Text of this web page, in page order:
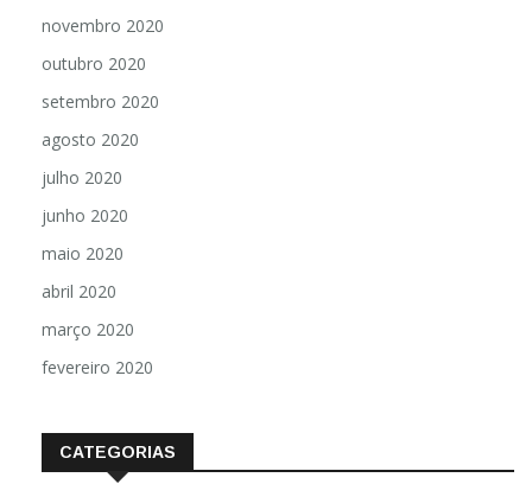
novembro 2020
outubro 2020
setembro 2020
agosto 2020
julho 2020
junho 2020
maio 2020
abril 2020
março 2020
fevereiro 2020
CATEGORIAS